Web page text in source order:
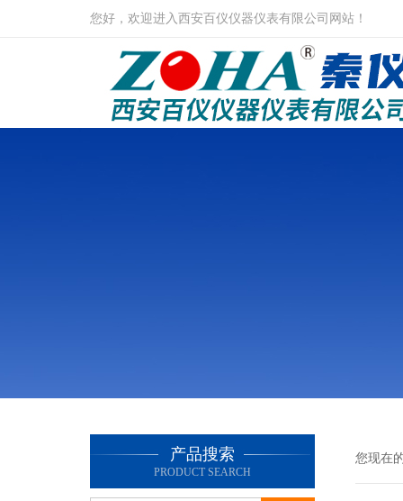
您好，欢迎进入西安百仪仪器仪表有限公司网站！
产品搜索
PRODUCT SEARCH
您现在